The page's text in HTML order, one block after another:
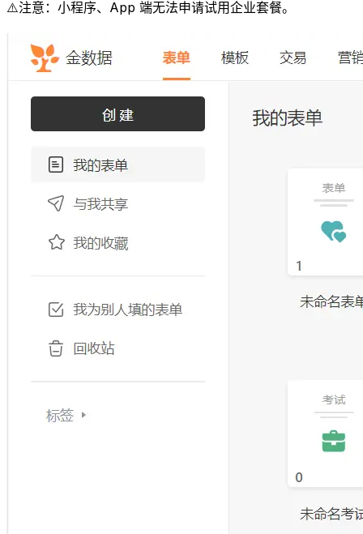
⚠️注意：小程序、App 端无法申请试用企业套餐。